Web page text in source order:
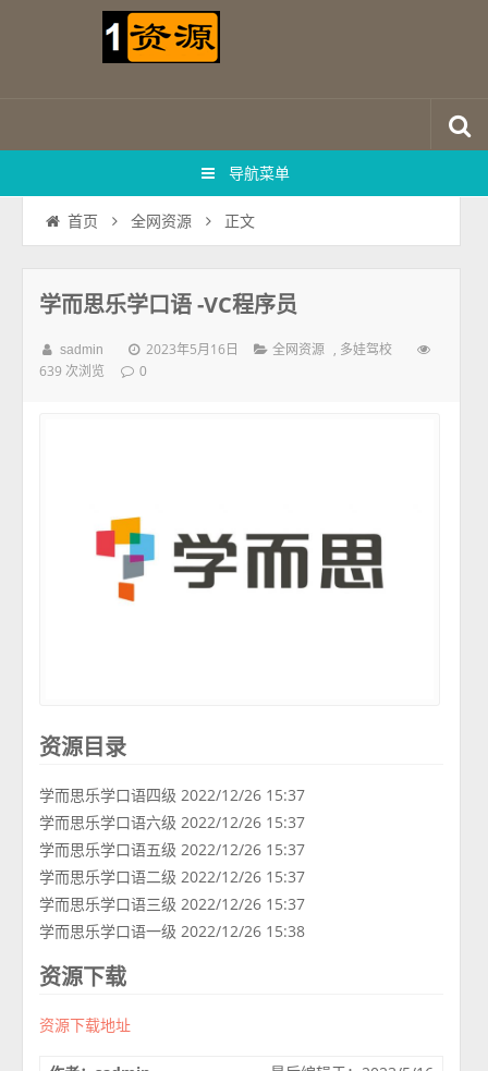
导航菜单
首页 全网资源 正文
学而思乐学口语 -VC程序员
sadmin 2023年5月16日 全网资源 , 多娃驾校
639 次浏览 0
资源目录
学而思乐学口语四级 2022/12/26 15:37
学而思乐学口语六级 2022/12/26 15:37
学而思乐学口语五级 2022/12/26 15:37
学而思乐学口语二级 2022/12/26 15:37
学而思乐学口语三级 2022/12/26 15:37
学而思乐学口语一级 2022/12/26 15:38
资源下载
资源下载地址